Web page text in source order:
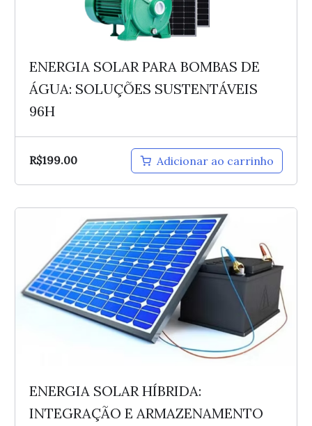
ENERGIA SOLAR PARA BOMBAS DE
ÁGUA: SOLUÇÕES SUSTENTÁVEIS
96H
R$199.00 Adicionar ao carrinho
ENERGIA SOLAR HÍBRIDA:
INTEGRAÇÃO E ARMAZENAMENTO